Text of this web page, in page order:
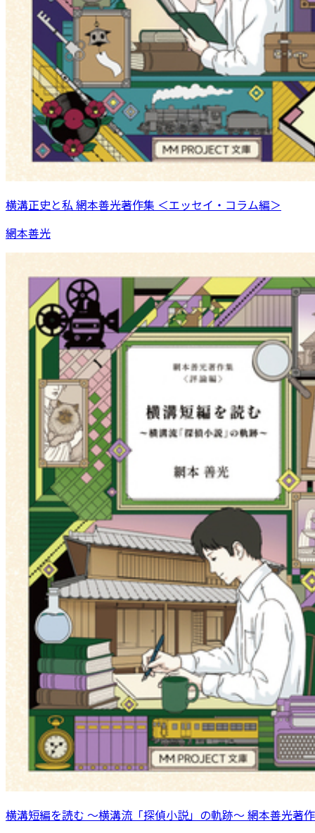
横溝正史と私 網本善光著作集 ＜エッセイ・コラム編＞
網本善光
横溝短編を読む 〜横溝流「探偵小説」の軌跡〜 網本善光著